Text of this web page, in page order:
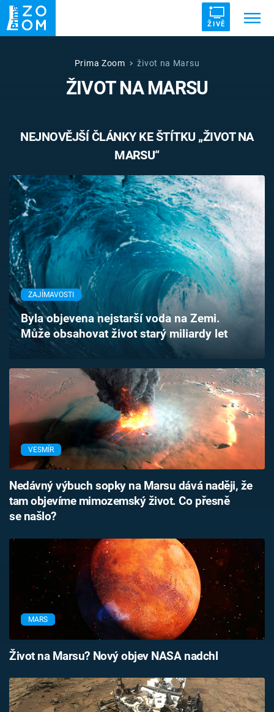
ŽIVĚ
ZRÁDCI UFO DRUHÁ SVĚTOVÁ VÁLKA
VETŘELCI DÁVNOVĚKU
Témata
Pořady
TV Program
Časopis
Sledujte prima+
Sledujte nás
Prima Zoom život na Marsu
ŽIVOT NA MARSU
NEJNOVĚJŠÍ ČLÁNKY KE ŠTÍTKU „ŽIVOT NA
MARSU“
ZAJÍMAVOSTI
Byla objevena nejstarší voda na Zemi.
Může obsahovat život starý miliardy let
VESMÍR
Nedávný výbuch sopky na Marsu dává naději, že
tam objevíme mimozemský život. Co přesně
se našlo?
MARS
Život na Marsu? Nový objev NASA nadchl